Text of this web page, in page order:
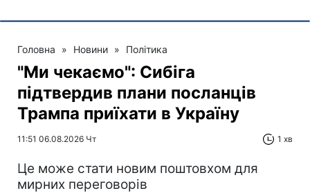
Головна » Новини » Політика
"Ми чекаємо": Сибіга
підтвердив плани посланців
Трампа приїхати в Україну
11:51 06.08.2026 Чт 1 хв
Це може стати новим поштовхом для
мирних переговорів